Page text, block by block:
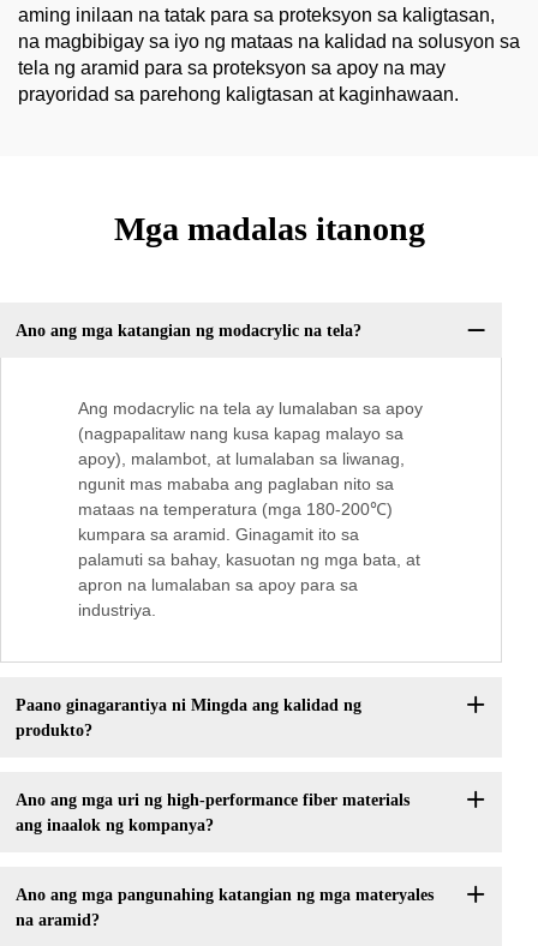
aming inilaan na tatak para sa proteksyon sa kaligtasan,
na magbibigay sa iyo ng mataas na kalidad na solusyon sa
tela ng aramid para sa proteksyon sa apoy na may
prayoridad sa parehong kaligtasan at kaginhawaan.
Mga madalas itanong
Ano ang mga katangian ng modacrylic na tela?
Ang modacrylic na tela ay lumalaban sa apoy
(nagpapalitaw nang kusa kapag malayo sa
apoy), malambot, at lumalaban sa liwanag,
ngunit mas mababa ang paglaban nito sa
mataas na temperatura (mga 180-200℃)
kumpara sa aramid. Ginagamit ito sa
palamuti sa bahay, kasuotan ng mga bata, at
apron na lumalaban sa apoy para sa
industriya.
Paano ginagarantiya ni Mingda ang kalidad ng
produkto?
Ano ang mga uri ng high-performance fiber materials
ang inaalok ng kompanya?
Ano ang mga pangunahing katangian ng mga materyales
na aramid?